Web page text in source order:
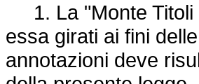
1. La "Monte Titoli
essa girati ai fini
annotazioni deve